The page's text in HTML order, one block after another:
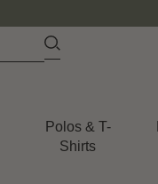
Polos & T-
Shirts